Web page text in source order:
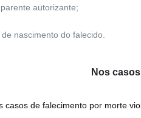
autorizante;
nascimento do falecido.
Nos
casos de falecimento por morte